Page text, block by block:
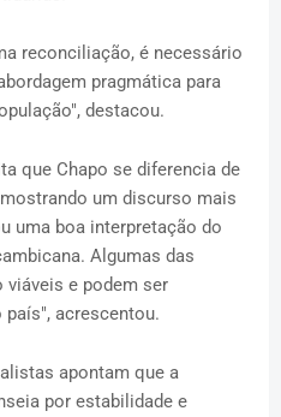
reconciliação, é necessário
pragmática para
destacou.
que Chapo se diferencia de
um discurso mais
uma boa interpretação do
Algumas das
viáveis e podem ser
acrescentou.
apontam que a
por estabilidade e